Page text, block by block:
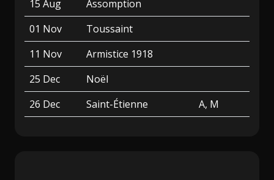
15 Aug
Assomption
01 Nov
Toussaint
11 Nov
Armistice 1918
25 Dec
Noël
26 Dec
Saint-Étienne A, M